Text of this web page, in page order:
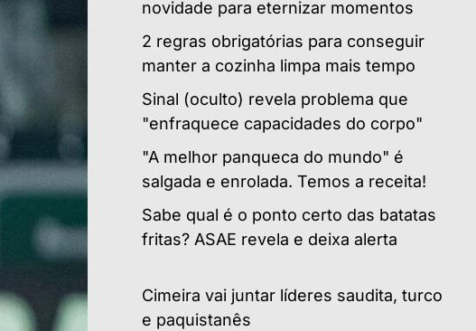
novidade para eternizar momentos
2 regras obrigatórias para conseguir
manter a cozinha limpa mais tempo
Sinal (oculto) revela problema que
"enfraquece capacidades do corpo"
"A melhor panqueca do mundo" é
salgada e enrolada. Temos a receita!
Sabe qual é o ponto certo das batatas
fritas? ASAE revela e deixa alerta
Cimeira vai juntar líderes saudita, turco
e paquistanês